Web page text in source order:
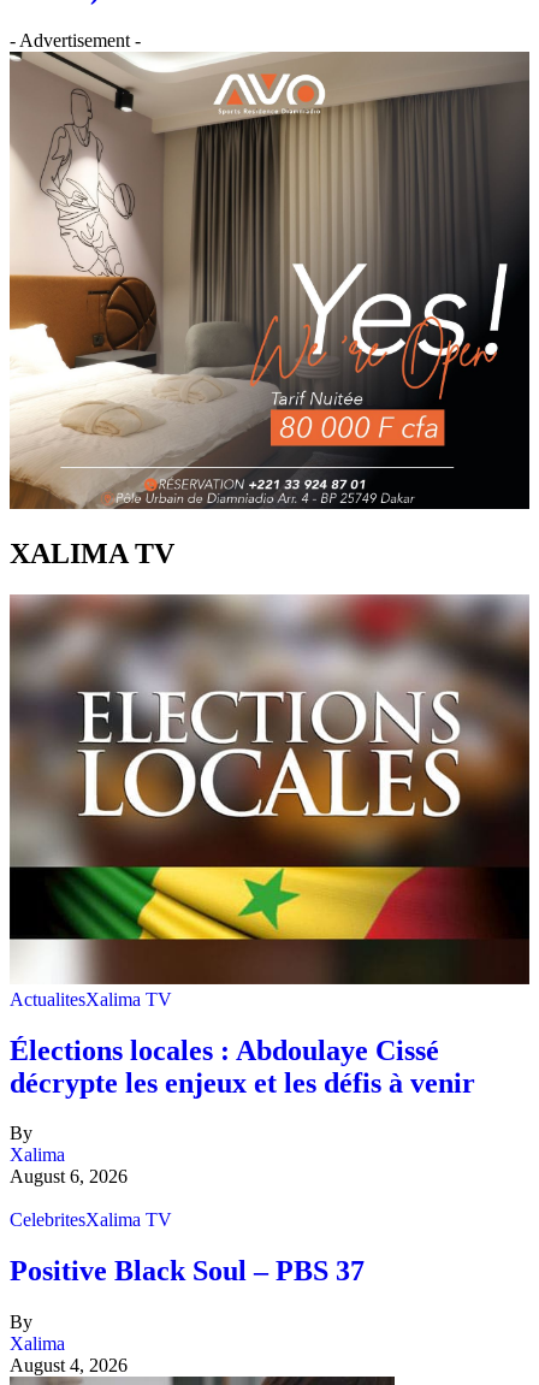
- Advertisement -
XALIMA TV
ActualitesXalima TV
Élections locales : Abdoulaye Cissé
décrypte les enjeux et les défis à venir
By
Xalima
August 6, 2026
CelebritesXalima TV
Positive Black Soul – PBS 37
By
Xalima
August 4, 2026